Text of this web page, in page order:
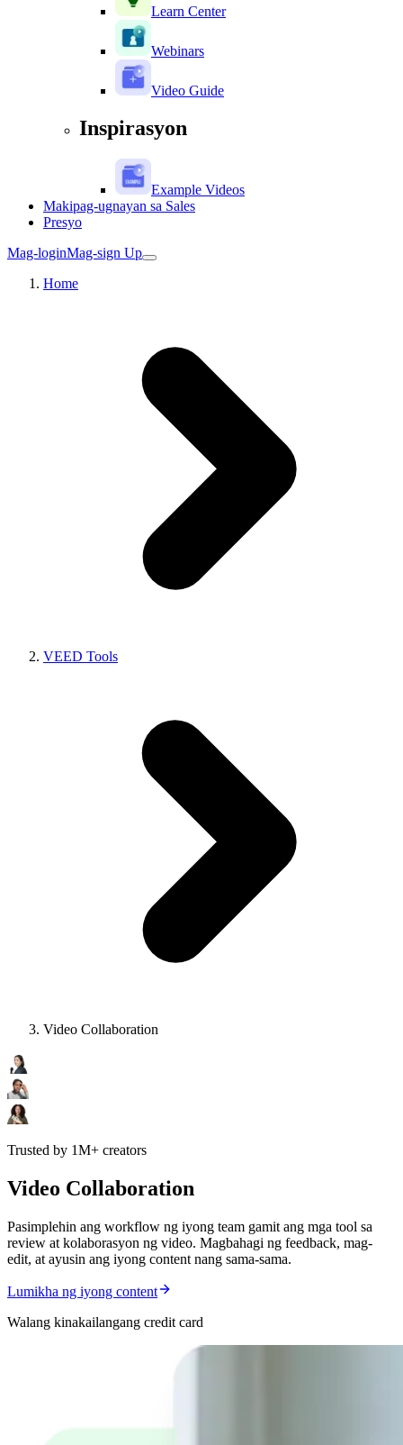
Learn Center
Webinars
Video Guide
Inspirasyon
Example Videos
Makipag-ugnayan sa Sales
Presyo
Mag-loginMag-sign Up
Home
VEED Tools
Video Collaboration
Trusted by 1M+ creators
Video Collaboration
Pasimplehin ang workflow ng iyong team gamit ang mga tool sa
review at kolaborasyon ng video. Magbahagi ng feedback, mag-
edit, at ayusin ang iyong content nang sama-sama.
Lumikha ng iyong content
Walang kinakailangang credit card